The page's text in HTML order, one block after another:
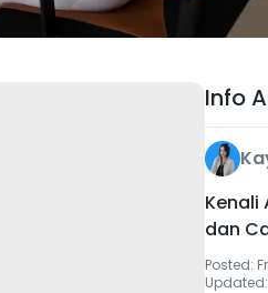
Info
Kenali
dan
Posted: